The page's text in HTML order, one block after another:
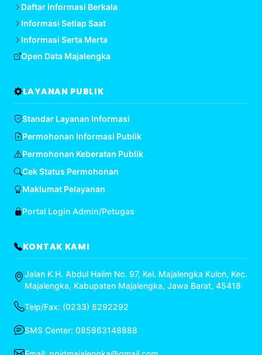
Daftar Informasi Berkala
Informasi Setiap Saat
Informasi Serta Merta
Open Data Majalengka
LAYANAN PUBLIK
Standar Layanan Informasi
Permohonan Informasi Publik
Permohonan Keberatan Publik
Cek Status Permohonan
Maklumat Pelayanan
Portal Login Admin/Petugas
KONTAK KAMI
Jalan K.H. Abdul Halim No. 97, Kel. Majalengka Kulon, Kec.
Majalengka, Kabupaten Majalengka, Jawa Barat, 45418
Telp/Fax: (0233) 8292292
SMS Center: 085863148888